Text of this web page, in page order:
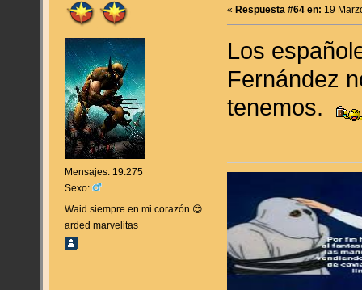
Mensajes: 19.275
Sexo:
Waid siempre en mi corazón 😍
arded marvelitas
«Respuesta #64 en: 19
Los
Fernández
tenemos.